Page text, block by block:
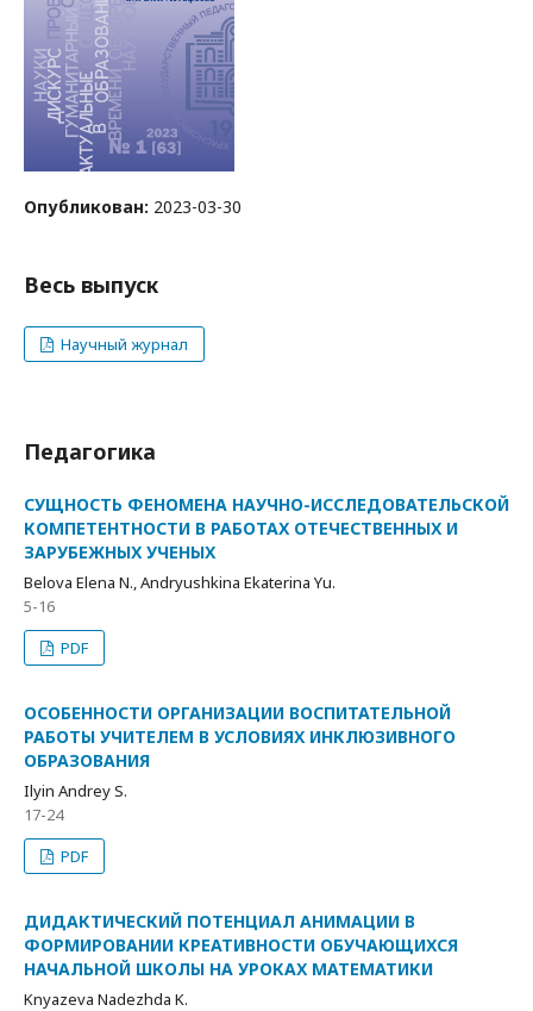
Опубликован: 2023-03-30
Весь выпуск
Научный журнал
Педагогика
СУЩНОСТЬ ФЕНОМЕНА НАУЧНО-ИССЛЕДОВАТЕЛЬСКОЙ
КОМПЕТЕНТНОСТИ В РАБОТАХ ОТЕЧЕСТВЕННЫХ И
ЗАРУБЕЖНЫХ УЧЕНЫХ
Belova Elena N., Andryushkina Ekaterina Yu.
5-16
PDF
ОСОБЕННОСТИ ОРГАНИЗАЦИИ ВОСПИТАТЕЛЬНОЙ
РАБОТЫ УЧИТЕЛЕМ В УСЛОВИЯХ ИНКЛЮЗИВНОГО
ОБРАЗОВАНИЯ
Ilyin Andrey S.
17-24
PDF
ДИДАКТИЧЕСКИЙ ПОТЕНЦИАЛ АНИМАЦИИ В
ФОРМИРОВАНИИ КРЕАТИВНОСТИ ОБУЧАЮЩИХСЯ
НАЧАЛЬНОЙ ШКОЛЫ НА УРОКАХ МАТЕМАТИКИ
Knyazeva Nadezhda K.